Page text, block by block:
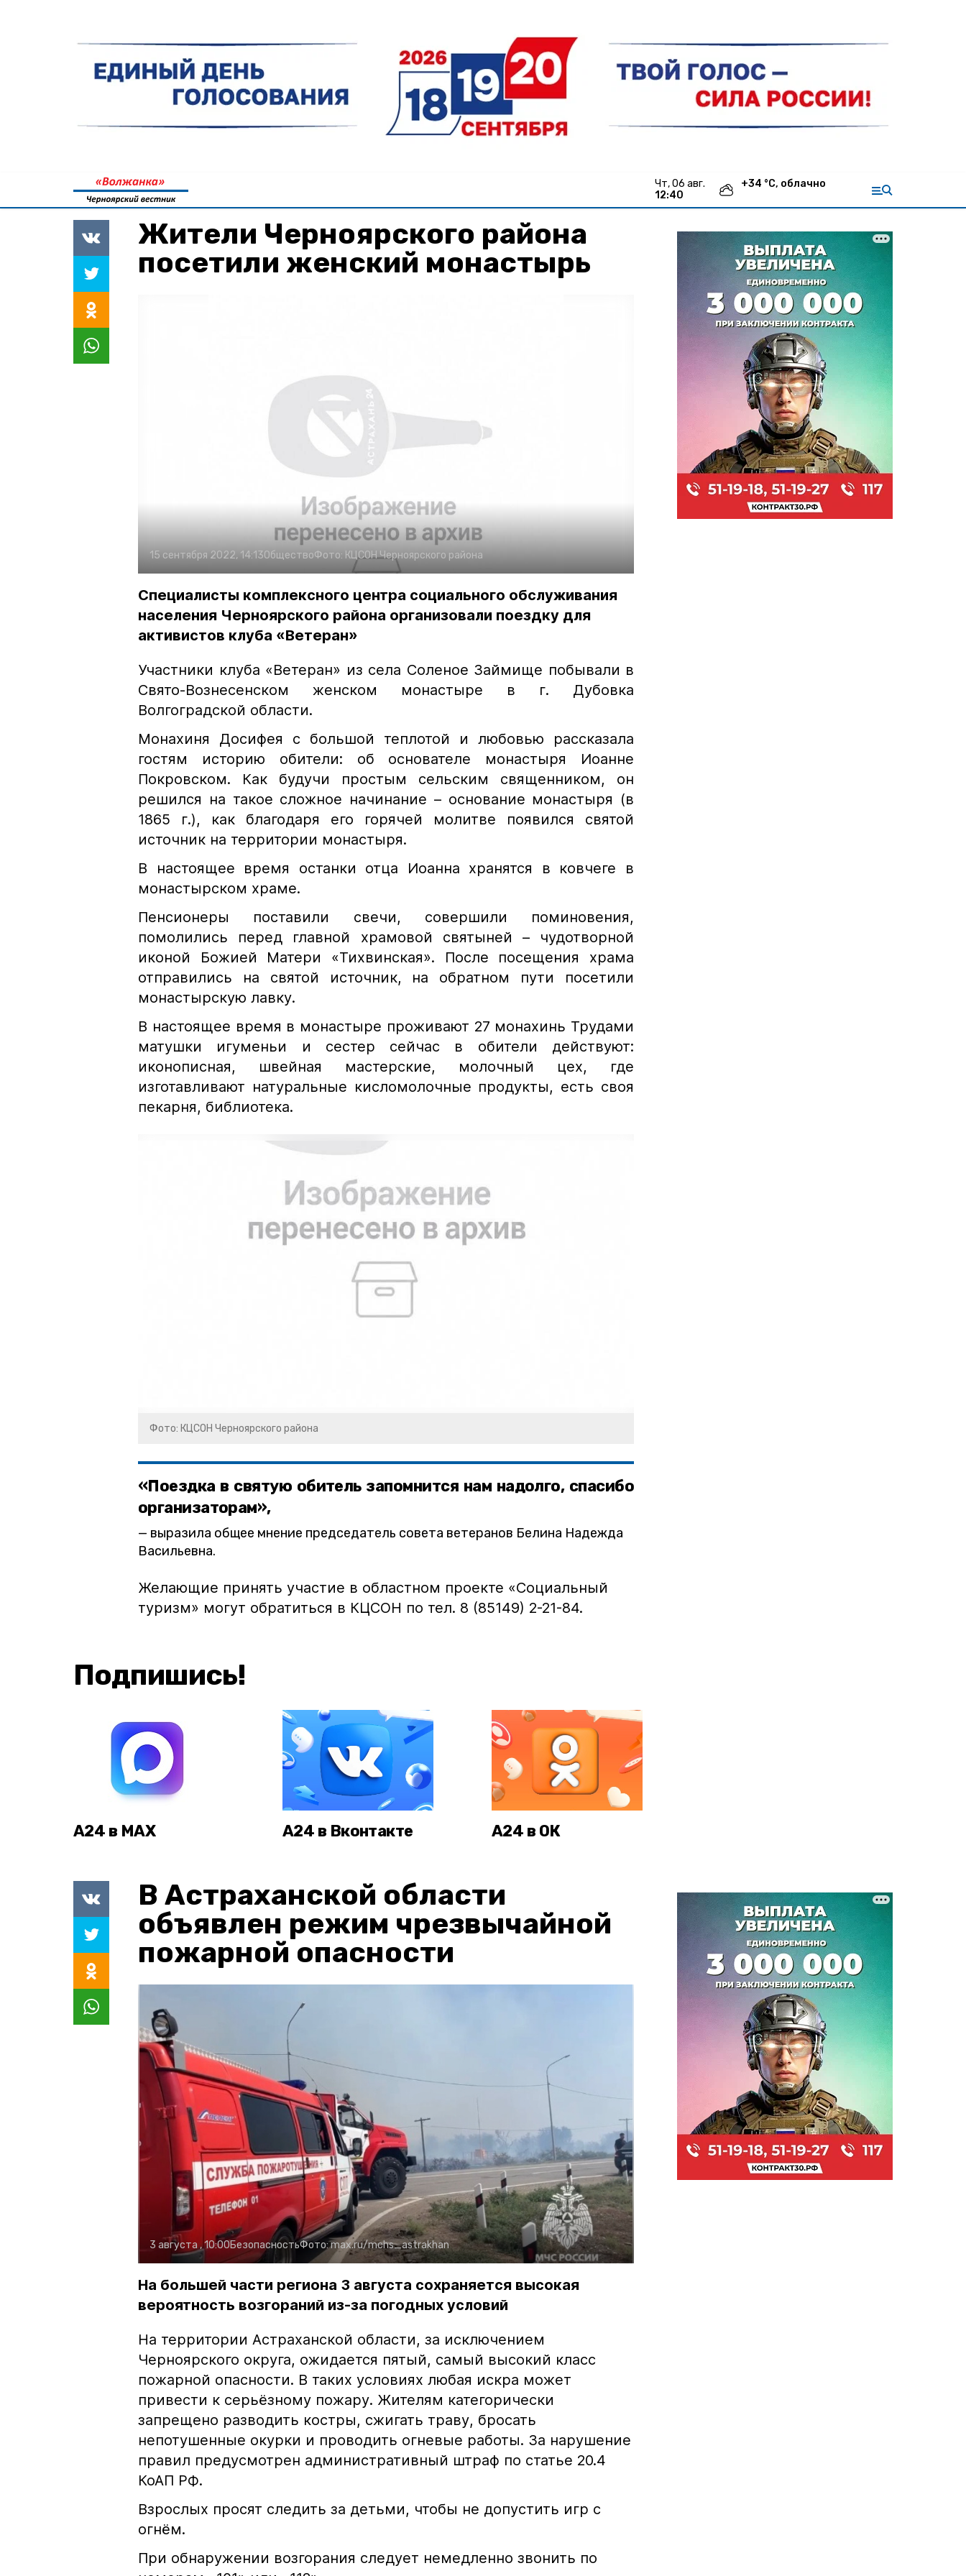
чт, 06 авг.
12:40
+34 °С, облачно
Жители Черноярского района
посетили женский монастырь
15 сентября 2022, 14:13ОбществоФото: КЦСОН Черноярского района
Специалисты комплексного центра социального обслуживания
населения Черноярского района организовали поездку для
активистов клуба «Ветеран»
Участники клуба «Ветеран» из села Соленое Займище побывали в
Свято-Вознесенском женском монастыре в г. Дубовка
Волгоградской области.
Монахиня Досифея с большой теплотой и любовью рассказала
гостям историю обители: об основателе монастыря Иоанне
Покровском. Как будучи простым сельским священником, он
решился на такое сложное начинание – основание монастыря (в
1865 г.), как благодаря его горячей молитве появился святой
источник на территории монастыря.
В настоящее время останки отца Иоанна хранятся в ковчеге в
монастырском храме.
Пенсионеры поставили свечи, совершили поминовения,
помолились перед главной храмовой святыней – чудотворной
иконой Божией Матери «Тихвинская». После посещения храма
отправились на святой источник, на обратном пути посетили
монастырскую лавку.
В настоящее время в монастыре проживают 27 монахинь Трудами
матушки игуменьи и сестер сейчас в обители действуют:
иконописная, швейная мастерские, молочный цех, где
изготавливают натуральные кисломолочные продукты, есть своя
пекарня, библиотека.
Фото: КЦСОН Черноярского района
«Поездка в святую обитель запомнится нам надолго, спасибо
организаторам»,
выразила общее мнение председатель совета ветеранов Белина Надежда
Васильевна.
Желающие принять участие в областном проекте «Социальный
туризм» могут обратиться в КЦСОН по тел. 8 (85149) 2-21-84.
Подпишись!
А24 в MAX А24 в Вконтакте А24 в ОК
В Астраханской области
объявлен режим чрезвычайной
пожарной опасности
3 августа , 10:00БезопасностьФото:max.ru/mchs_astrakhan
На большей части региона 3 августа сохраняется высокая
вероятность возгораний из-за погодных условий
На территории Астраханской области, за исключением
Черноярского округа, ожидается пятый, самый высокий класс
пожарной опасности. В таких условиях любая искра может
привести к серьёзному пожару. Жителям категорически
запрещено разводить костры, сжигать траву, бросать
непотушенные окурки и проводить огневые работы. За нарушение
правил предусмотрен административный штраф по статье 20.4
КоАП РФ.
Взрослых просят следить за детьми, чтобы не допустить игр с
огнём.
При обнаружении возгорания следует немедленно звонить по